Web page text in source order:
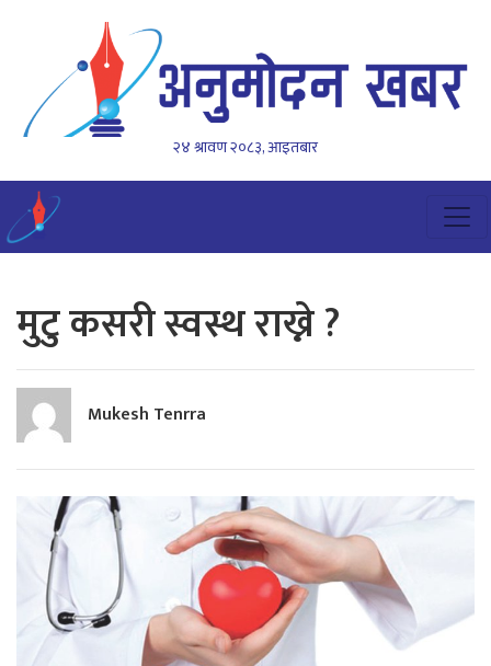
२४ श्रावण २०८३, आइतबार
मुटु कसरी स्वस्थ राख्ने ?
Mukesh Tenrra